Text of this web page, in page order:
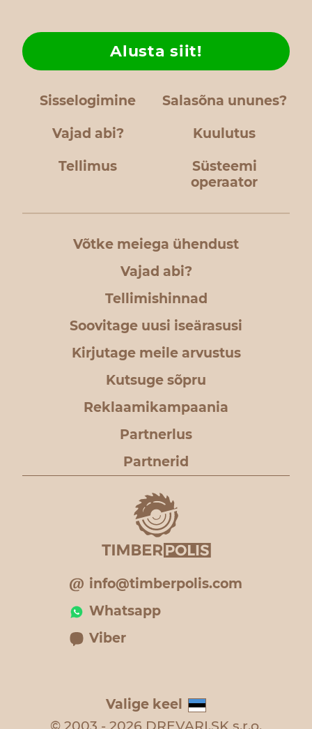
Sisselogimine Salasõna ununes?
Vajad abi?
Alusta siit!
Kuulutus
Tellimus
Süsteemi
operaator
Võtke meiega ühendust
Vajad abi?
Tellimishinnad
Soovitage uusi iseärasusi
Kirjutage meile arvustus
Kutsuge sõpru
Reklaamikampaania
Partnerlus
Partnerid
info@timberpolis.com
Whatsapp
Viber
Valige keel